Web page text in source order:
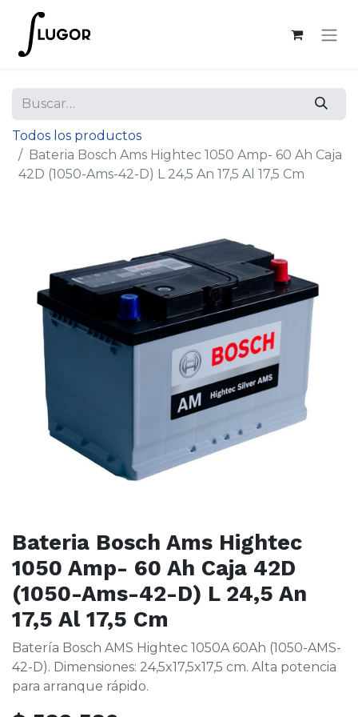
Todos los productos
Bateria Bosch Ams Hightec 1050 Amp- 60 Ah Caja
42D (1050-Ams-42-D) L 24,5 An 17,5 Al 17,5 Cm
Bateria Bosch Ams Hightec
1050 Amp- 60 Ah Caja 42D
(1050-Ams-42-D) L 24,5 An
17,5 Al 17,5 Cm
Batería Bosch AMS Hightec 1050A 60Ah (1050-AMS-
42-D). Dimensiones: 24,5x17,5x17,5 cm. Alta potencia
para arranque rápido.